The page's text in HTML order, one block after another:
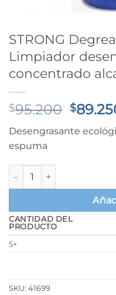
STRONG
Limpiador
concentrado
$95.200 El
$
Desengrasante
espuma
STRONG Degreaser
CANTIDAD DEL
PRODUCTO
5+
SKU: 41699